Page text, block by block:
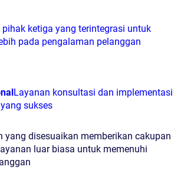
pihak ketiga yang terintegrasi untuk
pada pengalaman pelanggan
Layanan konsultasi dan implementasi
sukses
yang disesuaikan memberikan cakupan
luar biasa untuk memenuhi